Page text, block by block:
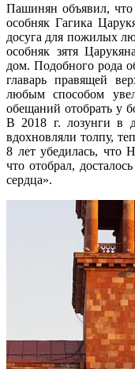
Пашинян объявил,
особняк Гагика
досуга для пожилых
особняк зятя
дом. Подобного рода
главарь правящей
любым способом
обещаний отобрать у
В 2018 г. лозунги в
вдохновляли толпу,
8 лет убедилась, что
что отобрал,
сердца».